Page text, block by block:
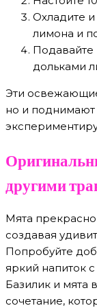
Охладите и
лимона и
Подавайте
дольками
Эти
но и поднимают
другими
Мята
создавая
Попробуйте
яркий напиток
Базилик и мята
сочетание,